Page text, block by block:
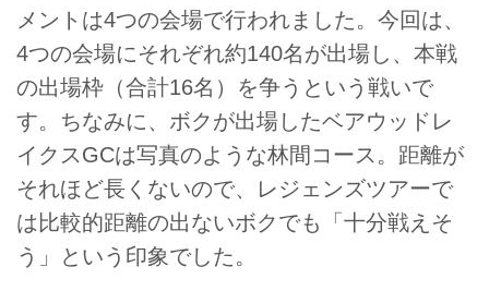
メントは4つの会場で行われました。今回は、
4つの会場にそれぞれ約140名が出場し、本戦
の出場枠（合計16名）を争うという戦いで
す。ちなみに、ボクが出場したベアウッドレ
イクスGCは写真のような林間コース。距離が
それほど長くないので、レジェンズツアーで
は比較的距離の出ないボクでも「十分戦えそ
う」という印象でした。